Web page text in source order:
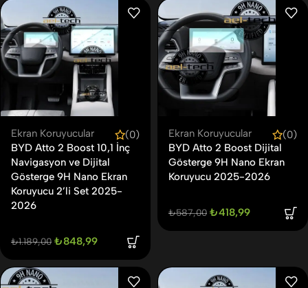
Ekran Koruyucular
(0)
BYD Atto 2 Boost 10,1 İnç
Navigasyon ve Dijital
Gösterge 9H Nano Ekran
Koruyucu 2’li Set 2025-
2026
₺1.189,00 ₺848,99
Ekran Koruyucular
(0)
BYD Atto 2 Boost Dijital
Gösterge 9H Nano Ekran
Koruyucu 2025-2026
₺587,00 ₺418,99